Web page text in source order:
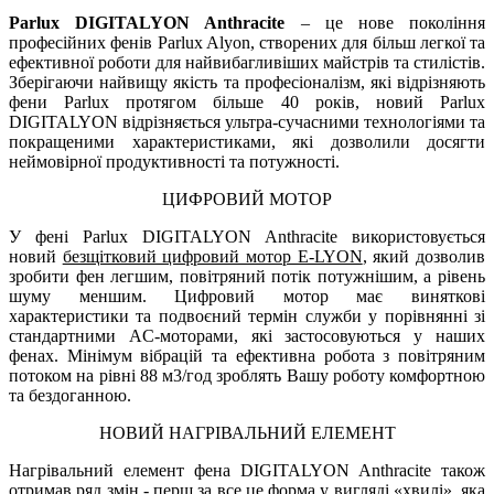
Parlux DIGITALYON Anthracite – це нове покоління
професійних фенів Parlux Alyon, створених для більш легкої та
ефективної роботи для найвибагливіших майстрів та стилістів.
Зберігаючи найвищу якість та професіоналізм, які відрізняють
фени Parlux протягом більше 40 років, новий Parlux
DIGITALYON відрізняється ультра-сучасними технологіями та
покращеними характеристиками, які дозволили досягти
неймовірної продуктивності та потужності.
ЦИФРОВИЙ МОТОР
У фені Parlux DIGITALYON Anthracite використовується
новий безщітковий цифровий мотор E-LYON, який дозволив
зробити фен легшим, повітряний потік потужнішим, а рівень
шуму меншим. Цифровий мотор має виняткові
характеристики та подвоєний термін служби у порівнянні зі
стандартними AC-моторами, які застосовуються у наших
фенах. Мінімум вібрацій та ефективна робота з повітряним
потоком на рівні 88 м3/год зроблять Вашу роботу комфортною
та бездоганною.
НОВИЙ НАГРІВАЛЬНИЙ ЕЛЕМЕНТ
Нагрівальний елемент фена DIGITALYON Anthracite також